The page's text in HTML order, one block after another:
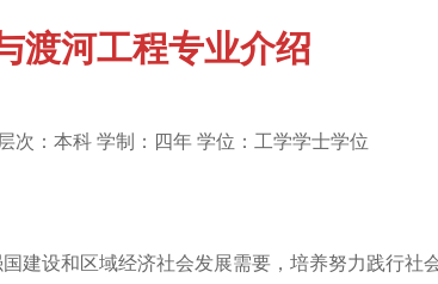
渡河工程专业介绍
次：本科 学制：四年 学位：工学学士学位
建设和区域经济社会发展需要，培养努力践行社